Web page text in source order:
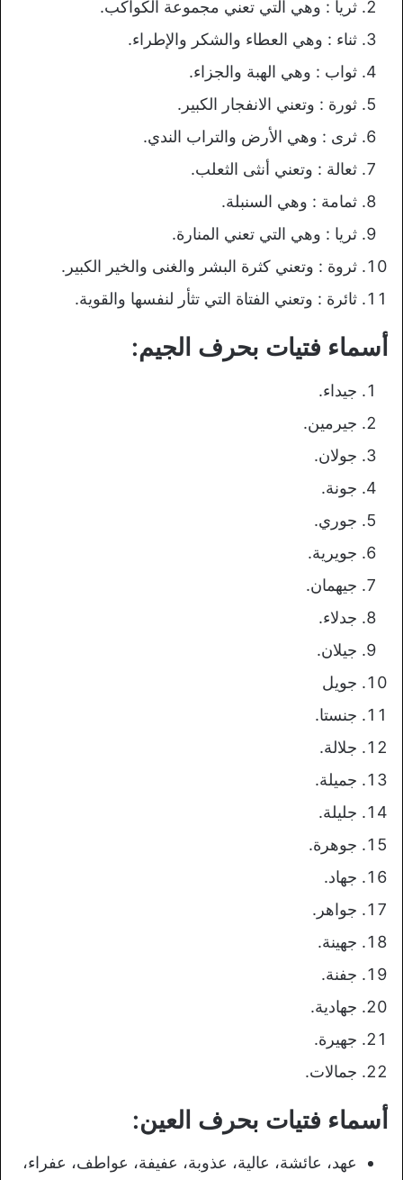
ثريا : وهي التي تعني مجموعة الكواكب.
ثناء : وهي العطاء والشكر والإطراء.
ثواب : وهي الهبة والجزاء.
ثورة : وتعني الانفجار الكبير.
ثرى : وهي الأرض والتراب الندي.
ثعالة : وتعني أنثى الثعلب.
ثمامة : وهي السنبلة.
ثريا : وهي التي تعني المنارة.
ثروة : وتعني كثرة البشر والغنى والخير الكبير.
ثائرة : وتعني الفتاة التي تثأر لنفسها والقوية.
أسماء فتيات بحرف الجيم:
جيداء.
جيرمين.
جولان.
جونة.
جوري.
جويرية.
جيهمان.
جدلاء.
جيلان.
جويل
جنستا.
جلالة.
جميلة.
جليلة.
جوهرة.
جهاد.
جواهر.
جهينة.
جفنة.
جهادية.
جهيرة.
جمالات.
أسماء فتيات بحرف العين:
عهد، عائشة، عالية، عذوبة، عفيفة، عواطف، عفراء،